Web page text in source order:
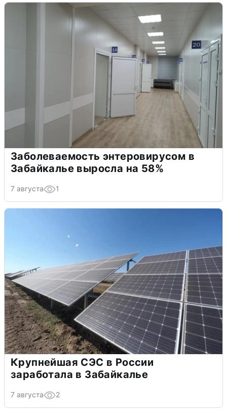
Заболеваемость энтеровирусом в
Забайкалье выросла на 58%
7 августа 1
Крупнейшая СЭС в России
заработала в Забайкалье
7 августа 2